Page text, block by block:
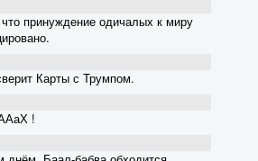
принуждение одичалых к миру
Карты с Трумпом.
!